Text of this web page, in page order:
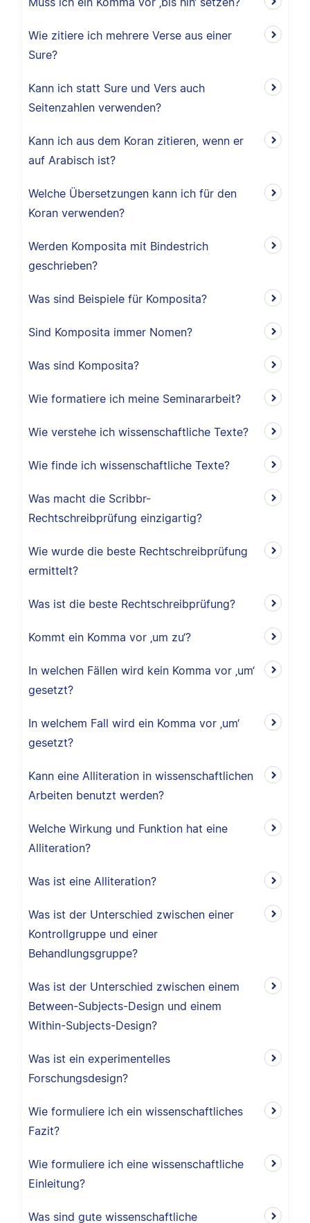
Wie zitiere ich mehrere Verse aus einer
Sure?
Kann ich statt Sure und Vers auch
Seitenzahlen verwenden?
Kann ich aus dem Koran zitieren, wenn er
auf Arabisch ist?
Welche Übersetzungen kann ich für den
Koran verwenden?
Werden Komposita mit Bindestrich
geschrieben?
Was sind Beispiele für Komposita?
Sind Komposita immer Nomen?
Was sind Komposita?
Wie formatiere ich meine Seminararbeit?
Wie verstehe ich wissenschaftliche Texte?
Wie finde ich wissenschaftliche Texte?
Was macht die Scribbr-
Rechtschreibprüfung einzigartig?
Wie wurde die beste Rechtschreibprüfung
ermittelt?
Was ist die beste Rechtschreibprüfung?
Kommt ein Komma vor ‚um zu‘?
In welchen Fällen wird kein Komma vor ‚um‘
gesetzt?
In welchem Fall wird ein Komma vor ‚um‘
gesetzt?
Kann eine Alliteration in wissenschaftlichen
Arbeiten benutzt werden?
Welche Wirkung und Funktion hat eine
Alliteration?
Was ist eine Alliteration?
Was ist der Unterschied zwischen einer
Kontrollgruppe und einer
Behandlungsgruppe?
Was ist der Unterschied zwischen einem
Between-Subjects-Design und einem
Within-Subjects-Design?
Was ist ein experimentelles
Forschungsdesign?
Wie formuliere ich ein wissenschaftliches
Fazit?
Wie formuliere ich eine wissenschaftliche
Einleitung?
Was sind gute wissenschaftliche